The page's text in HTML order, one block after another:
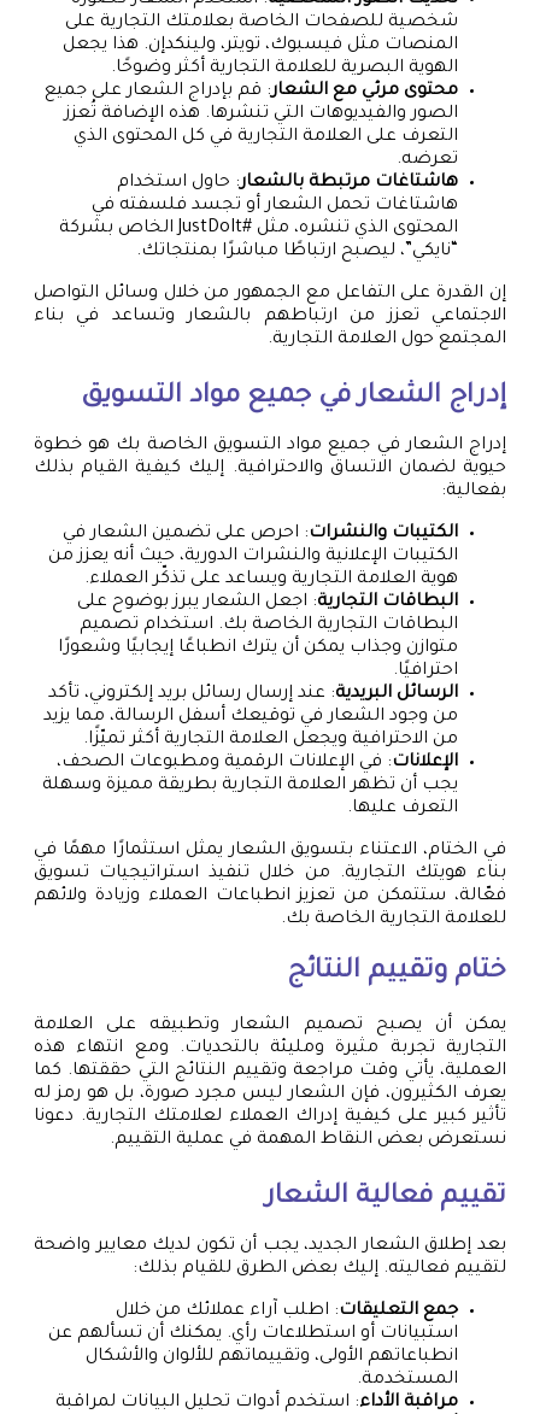
شخصية للصفحات الخاصة بعلامتك التجارية على
المنصات مثل فيسبوك، تويتر، ولينكدإن. هذا يجعل
الهوية البصرية للعلامة التجارية أكثر وضوحًا.
محتوى مرئي مع الشعار: قم بإدراج الشعار على جميع
الصور والفيديوهات التي تنشرها. هذه الإضافة تُعزز
التعرف على العلامة التجارية في كل المحتوى الذي
تعرضه.
هاشتاغات مرتبطة بالشعار: حاول استخدام
هاشتاغات تحمل الشعار أو تجسد فلسفته في
المحتوى الذي تنشره، مثل #JustDoIt الخاص بشركة
“نايكي”، ليصبح ارتباطًا مباشرًا بمنتجاتك.
إن القدرة على التفاعل مع الجمهور من خلال وسائل التواصل
الاجتماعي تعزز من ارتباطهم بالشعار وتساعد في بناء
المجتمع حول العلامة التجارية.
إدراج الشعار في جميع مواد التسويق
إدراج الشعار في جميع مواد التسويق الخاصة بك هو خطوة
حيوية لضمان الاتساق والاحترافية. إليك كيفية القيام بذلك
بفعالية:
الكتيبات والنشرات: احرص على تضمين الشعار في
الكتيبات الإعلانية والنشرات الدورية، حيث أنه يعزز من
هوية العلامة التجارية ويساعد على تذكّر العملاء.
البطاقات التجارية: اجعل الشعار يبرز بوضوح على
البطاقات التجارية الخاصة بك. استخدام تصميم
متوازن وجذاب يمكن أن يترك انطباعًا إيجابيًا وشعورًا
احترافيًا.
الرسائل البريدية: عند إرسال رسائل بريد إلكتروني، تأكد
من وجود الشعار في توقيعك أسفل الرسالة، مما يزيد
من الاحترافية ويجعل العلامة التجارية أكثر تميّزًا.
الإعلانات: في الإعلانات الرقمية ومطبوعات الصحف،
يجب أن تظهر العلامة التجارية بطريقة مميزة وسهلة
التعرف عليها.
في الختام، الاعتناء بتسويق الشعار يمثل استثمارًا مهمًا في
بناء هويتك التجارية. من خلال تنفيذ استراتيجيات تسويق
فعّالة، ستتمكن من تعزيز انطباعات العملاء وزيادة ولائهم
للعلامة التجارية الخاصة بك.
ختام وتقييم النتائج
يمكن أن يصبح تصميم الشعار وتطبيقه على العلامة
التجارية تجربة مثيرة ومليئة بالتحديات. ومع انتهاء هذه
العملية، يأتي وقت مراجعة وتقييم النتائج التي حققتها. كما
يعرف الكثيرون، فإن الشعار ليس مجرد صورة، بل هو رمز له
تأثير كبير على كيفية إدراك العملاء لعلامتك التجارية. دعونا
نستعرض بعض النقاط المهمة في عملية التقييم.
تقييم فعالية الشعار
بعد إطلاق الشعار الجديد، يجب أن تكون لديك معايير واضحة
لتقييم فعاليته. إليك بعض الطرق للقيام بذلك:
جمع التعليقات: اطلب آراء عملائك من خلال
استبيانات أو استطلاعات رأي. يمكنك أن تسألهم عن
انطباعاتهم الأولى، وتقييماتهم للألوان والأشكال
المستخدمة.
مراقبة الأداء: استخدم أدوات تحليل البيانات لمراقبة